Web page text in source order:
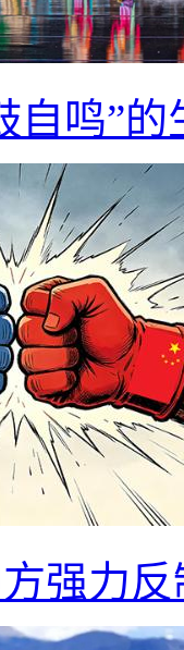
自鸣”
强力